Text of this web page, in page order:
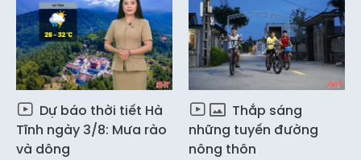
Dự báo thời tiết Hà
Tĩnh ngày 3/8: Mưa rào
và dông
Thắp sáng
những tuyến đường
nông thôn